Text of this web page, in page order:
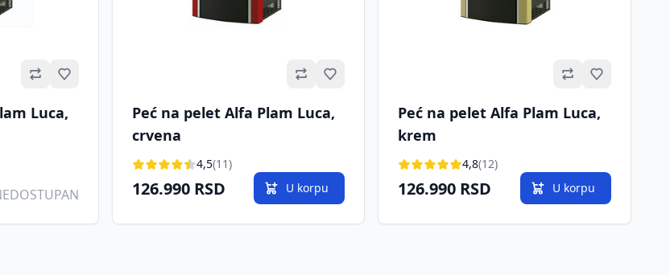
Omiljeno
Luca,
Omiljeno
Peć na pelet Alfa Plam Luca,
crvena
4,5(11)
126.990 RSD U korpu
Omiljeno
Peć na pelet Alfa Plam Luca,
krem
4,8(12)
126.990 RSD U korpu